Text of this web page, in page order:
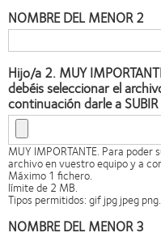
NOMBRE DEL MENOR 2
Hijo/a 2. MUY
debéis seleccionar el
continuación darle a SUBIR
MUY IMPORTANTE. Para
archivo en vuestro equipo y a
Máximo 1 fichero.
límite de 2 MB.
Tipos permitidos: gif jpg jpeg png.
NOMBRE DEL MENOR 3